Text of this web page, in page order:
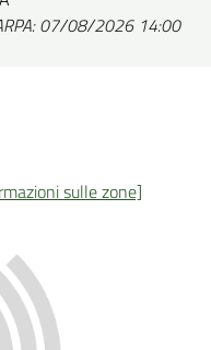
07/08/2026 14:00
sulle zone]